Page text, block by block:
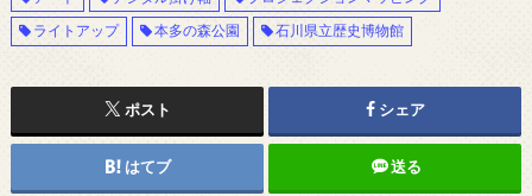
ライトアップ
本多の森公園 石川県立歴史博物館
ポスト シェア
はてブ 送る